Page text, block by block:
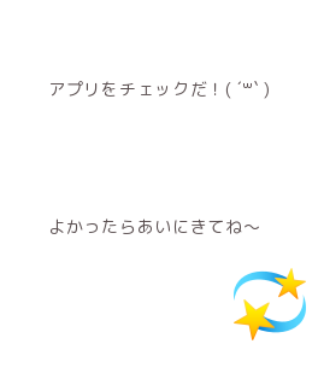
アプリをチェックだ！( ´꒳​` )
よかったらあいにきてね〜